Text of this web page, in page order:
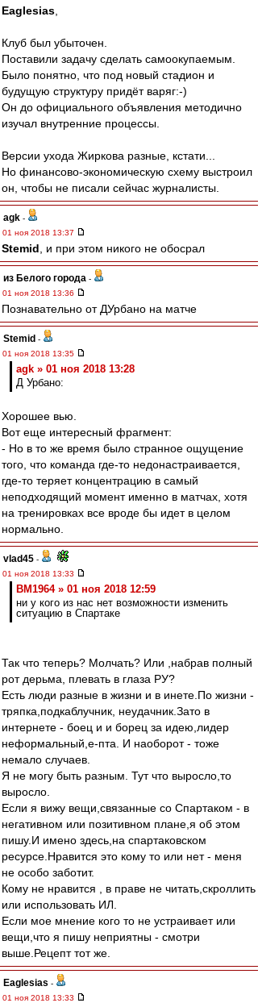
Eaglesias
Клуб был убыточен.
Поставили задачу сделать самоокупаемым.
Было понятно, что под новый стадион и
будущую структуру придёт варяг:-)
Он до официального объявления методично
изучал внутренние процессы.
Версии ухода Жиркова разные, кстати...
Но финансово-экономическую схему выстроил
он, чтобы не писали сейчас журналисты.
agk -
01 ноя 2018 13:37
Stemid , и при этом никого не обосрал
из Белого города -
01 ноя 2018 13:36
Познавательно от ДУрбано на матче
Stemid -
01 ноя 2018 13:35
agk » 01 ноя 2018 13:28
Д Урбано:
Хорошее вью.
Вот еще интересный фрагмент:
- Но в то же время было странное ощущение
того, что команда где-то недонастраивается,
где-то теряет концентрацию в самый
неподходящий момент именно в матчах, хотя
на тренировках все вроде бы идет в целом
нормально.
vlad45 -
01 ноя 2018 13:33
BM1964 » 01 ноя 2018 12:59
ни у кого из нас нет возможности изменить
ситуацию в Спартаке
Так что теперь? Молчать? Или ,набрав полный
рот дерьма, плевать в глаза РУ?
Есть люди разные в жизни и в инете.По жизни -
тряпка,подкаблучник, неудачник.Зато в
интернете - боец и и борец за идею,лидер
неформальный,е-пта. И наоборот - тоже
немало случаев.
Я не могу быть разным. Тут что выросло,то
выросло.
Если я вижу вещи,связанные со Спартаком - в
негативном или позитивном плане,я об этом
пишу.И имено здесь,на спартаковском
ресурсе.Нравится это кому то или нет - меня
не особо заботит.
Кому не нравится , в праве не читать,скроллить
или использовать ИЛ.
Если мое мнение кого то не устраивает или
вещи,что я пишу неприятны - смотри
выше.Рецепт тот же.
Eaglesias -
01 ноя 2018 13:33